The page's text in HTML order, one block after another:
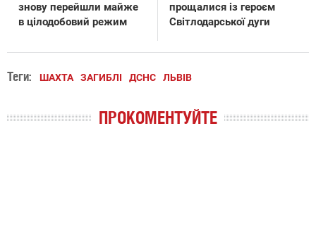
знову перейшли майже
в цілодобовий режим
прощалися із героєм
Світлодарської дуги
Теги: ШАХТА ЗАГИБЛІ ДСНС ЛЬВІВ
ПРОКОМЕНТУЙТЕ